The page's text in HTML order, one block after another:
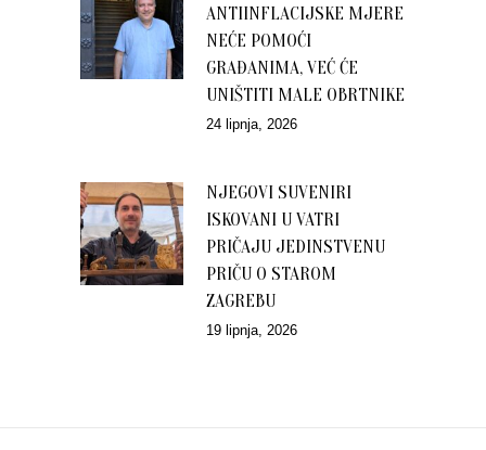
ANTIINFLACIJSKE MJERE
NEĆE POMOĆI
GRAĐANIMA, VEĆ ĆE
UNIŠTITI MALE OBRTNIKE
24 lipnja, 2026
NJEGOVI SUVENIRI
ISKOVANI U VATRI
PRIČAJU JEDINSTVENU
PRIČU O STAROM
ZAGREBU
19 lipnja, 2026